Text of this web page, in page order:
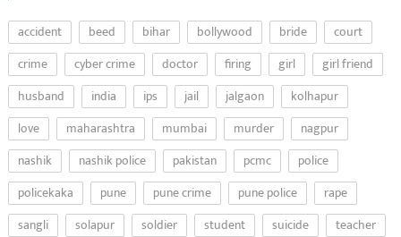
accident beed bihar bollywood bride
court
crime
cyber crime doctor firing girl
girl friend
husband
india ips jail jalgaon
kolhapur
love
maharashtra mumbai murder
nagpur
nashik
nashik police pakistan pcmc
police
policekaka
pune pune crime pune police
rape
sangli
solapur soldier student suicide
teacher